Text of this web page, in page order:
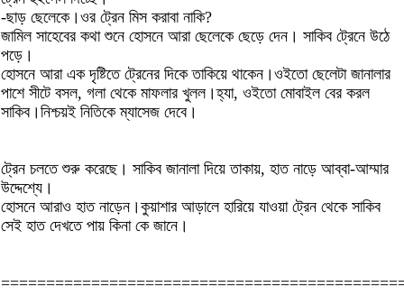
-ছাড় ছেলেকে।ওর ট্রেন মিস করাবা নাকি?
জামিল সাহেবের কথা শুনে হোসনে আরা ছেলেকে ছেড়ে দেন। সাকিব ট্রেনে উঠে
পড়ে।
হোসনে আরা এক দৃষ্টিতে ট্রেনের দিকে তাকিয়ে থাকেন।ওইতো ছেলেটা জানালার
পাশে সীটে বসল, গলা থেকে মাফলার খুলল।হ্যা, ওইতো মোবাইল বের করল
সাকিব।নিশ্চয়ই নিতিকে ম্যাসেজ দেবে।
ট্রেন চলতে শুরু করেছে। সাকিব জানালা দিয়ে তাকায়, হাত নাড়ে আব্বা-আম্মার
উদ্দেশ্যে।
হোসনে আরাও হাত নাড়েন।কুয়াশার আড়ালে হারিয়ে যাওয়া ট্রেন থেকে সাকিব
সেই হাত দেখতে পায় কিনা কে জানে।